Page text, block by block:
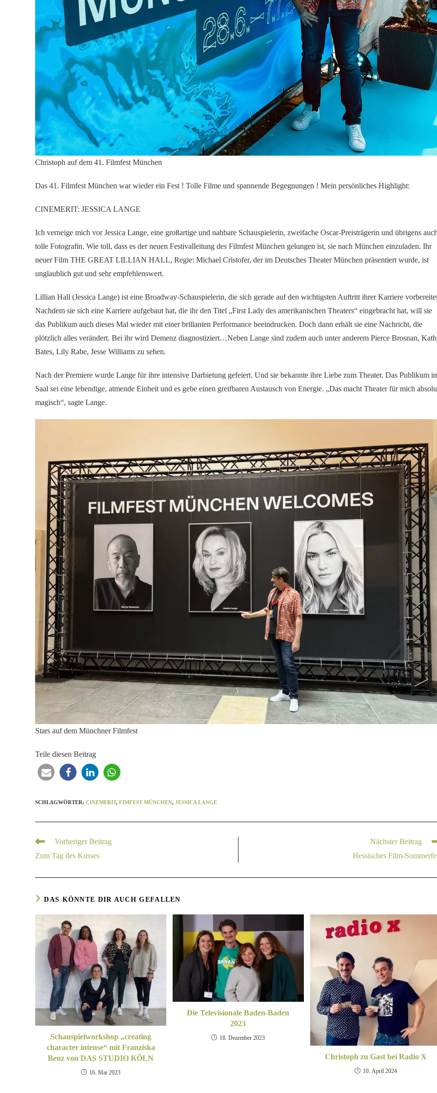
Christoph auf dem 41. Filmfest München
Das 41. Filmfest München war wieder ein Fest ! Tolle Filme und spannende Begegnungen ! Mein persönliches Highlight:
CINEMERIT: JESSICA LANGE
Ich verneige mich vor Jessica Lange, eine großartige und nahbare Schauspielerin, zweifache Oscar-Preisträgerin und übrigens
tolle Fotografin. Wie toll, dass es der neuen Festivalleitung des Filmfest München gelungen ist, sie nach München einzuladen. Ihr
neuer Film THE GREAT LILLIAN HALL, Regie: Michael Cristofer, der im Deutsches Theater München präsentiert wurde, ist
unglaublich gut und sehr empfehlenswert.
Lillian Hall (Jessica Lange) ist eine Broadway-Schauspielerin, die sich gerade auf den wichtigsten Auftritt ihrer Karriere
Nachdem sie sich eine Karriere aufgebaut hat, die ihr den Titel „First Lady des amerikanischen Theaters“ eingebracht hat, will sie
das Publikum auch dieses Mal wieder mit einer brillanten Performance beeindrucken. Doch dann erhält sie eine Nachricht, die
plötzlich alles verändert. Bei ihr wird Demenz diagnostiziert…Neben Lange sind zudem auch unter anderem Pierce Brosnan,
Bates, Lily Rabe, Jesse Williams zu sehen.
Nach der Premiere wurde Lange für ihre intensive Darbietung gefeiert. Und sie bekannte ihre Liebe zum Theater. Das Publikum
Saal sei eine lebendige, atmende Einheit und es gebe einen greifbaren Austausch von Energie. „Das macht Theater für mich
magisch“, sagte Lange.
Stars auf dem Münchner Filmfest
Teile diesen Beitrag
SCHLAGWÖRTER: CINEMERIT, FIMFEST MÜNCHEN, JESSICA LANGE
Vorheriger Beitrag
Zum Tag des Kusses
Nächster Beitrag
Hessisches Film-
DAS KÖNNTE DIR AUCH GEFALLEN
Schauspielworkshop „creating
character intense“ mit Franziska
Benz von DAS STUDIO KÖLN
16. Mai 2023
Die Televisionale Baden-Baden
2023
18. Dezember 2023
Christoph zu Gast bei Radio X
10. April 2024